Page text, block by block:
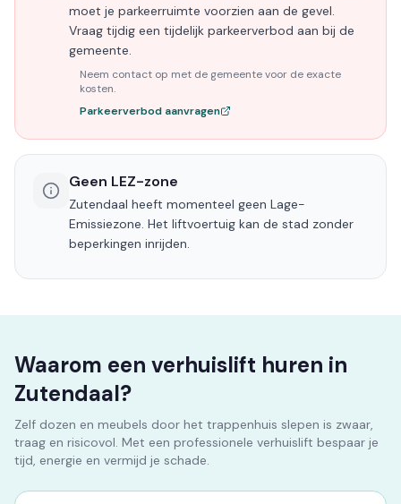
moet je parkeerruimte voorzien aan de gevel.
Vraag tijdig een tijdelijk parkeerverbod aan bij de
gemeente.
Neem contact op met de gemeente voor de exacte
kosten.
Parkeerverbod aanvragen
Geen LEZ-zone
Zutendaal heeft momenteel geen Lage-
Emissiezone. Het liftvoertuig kan de stad zonder
beperkingen inrijden.
Waarom een verhuislift huren in
Zutendaal?
Zelf dozen en meubels door het trappenhuis slepen is zwaar,
traag en risicovol. Met een professionele verhuislift bespaar je
tijd, energie en vermijd je schade.